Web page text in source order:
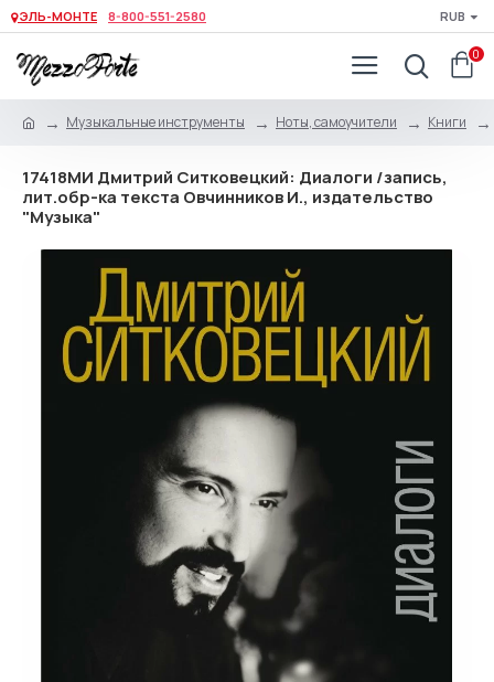
ЭЛЬ-МОНТЕ 8-800-551-2580 RUB
0
Музыкальные инструменты Ноты, самоучители Книги
17418МИ Дмитрий Ситковецкий: Диалоги /запись,
лит.обр-ка текста Овчинников И., издательство
"Музыка"